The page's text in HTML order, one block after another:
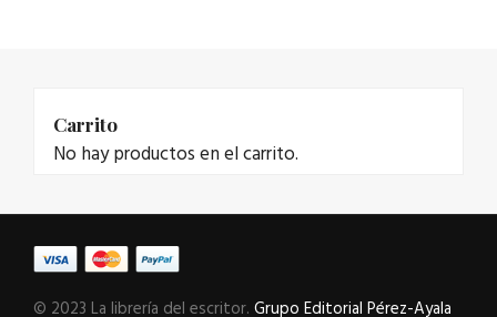
Carrito
No hay productos en el carrito.
© 2023 La librería del escritor. Grupo Editorial Pérez-Ayala